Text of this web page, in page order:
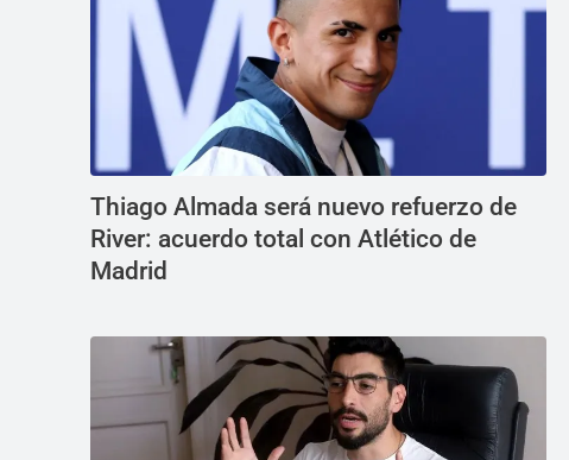
Thiago Almada será nuevo refuerzo de
River: acuerdo total con Atlético de
Madrid